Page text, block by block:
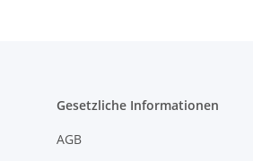
Gesetzliche Informationen
AGB